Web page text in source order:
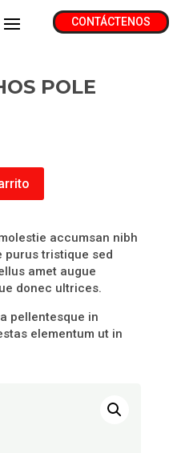
CONTÁCTENOS
POLE
accumsan nibh
purus tristique sed
amet augue
donec ultrices.
pellentesque in
elementum ut in